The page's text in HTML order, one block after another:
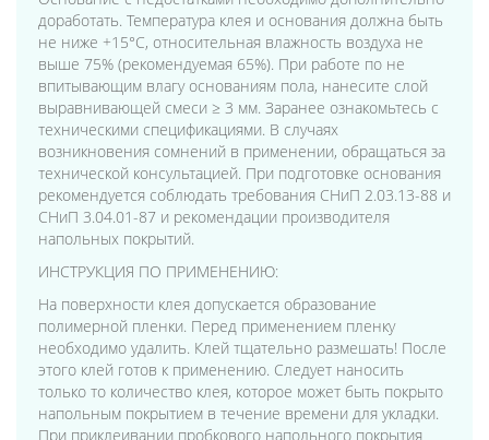
доработать. Температура клея и основания должна быть
не ниже +15°С, относительная влажность воздуха не
выше 75% (рекомендуемая 65%). При работе по не
впитывающим влагу основаниям пола, нанесите слой
выравнивающей смеси ≥ 3 мм. Заранее ознакомьтесь с
техническими спецификациями. В случаях
возникновения сомнений в применении, обращаться за
технической консультацией. При подготовке основания
рекомендуется соблюдать требования СНиП 2.03.13-88 и
СНиП 3.04.01-87 и рекомендации производителя
напольных покрытий.
ИНСТРУКЦИЯ ПО ПРИМЕНЕНИЮ:
На поверхности клея допускается образование
полимерной пленки. Перед применением пленку
необходимо удалить. Клей тщательно размешать! После
этого клей готов к применению. Следует наносить
только то количество клея, которое может быть покрыто
напольным покрытием в течение времени для укладки.
При приклеивании пробкового напольного покрытия